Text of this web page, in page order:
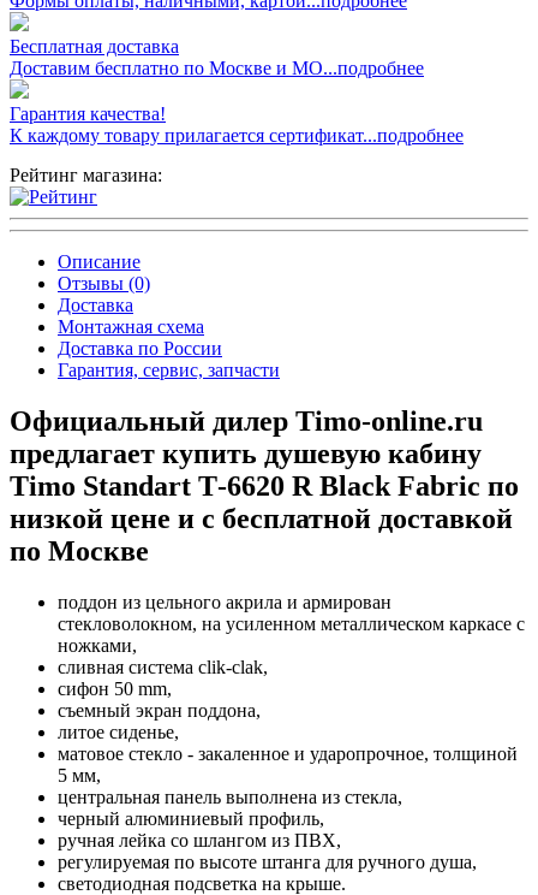
Бесплатная доставка
Доставим бесплатно по Москве и МО...подробнее
Гарантия качества!
К каждому товару прилагается сертификат...подробнее
Рейтинг магазина:
Описание
Отзывы (0)
Доставка
Монтажная схема
Доставка по России
Гарантия, сервис, запчасти
Официальный дилер Timo-online.ru
предлагает купить душевую кабину
Timo Standart Т-6620 R Black Fabric по
низкой цене и с бесплатной доставкой
по Москве
поддон из цельного акрила и армирован
стекловолокном, на усиленном металлическом каркасе с
ножками,
сливная система clik-clak,
сифон 50 mm,
съемный экран поддона,
литое сиденье,
матовое стекло - закаленное и ударопрочное, толщиной
5 мм,
центральная панель выполнена из стекла,
черный алюминиевый профиль,
ручная лейка со шлангом из ПВХ,
регулируемая по высоте штанга для ручного душа,
светодиодная подсветка на крыше.